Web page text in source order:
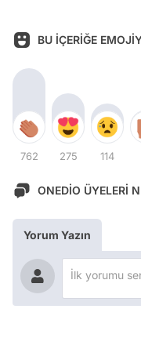
BU İÇERİĞE
762 275 114
ONEDİO ÜYELERİ
Yorum Yazın